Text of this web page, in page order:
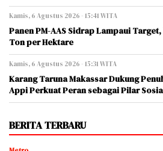
Kamis, 6 Agustus 2026 - 15:41 WITA
Panen PM-AAS Sidrap Lampaui
Ton per Hektare
Kamis, 6 Agustus 2026 - 15:31 WITA
Karang Taruna Makassar Dukung
Appi Perkuat Peran sebagai Pilar
BERITA TERBARU